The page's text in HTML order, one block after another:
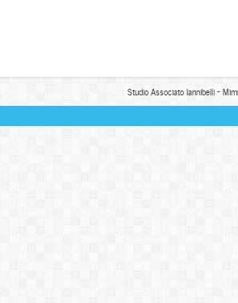
Studio Associato Iannibelli -